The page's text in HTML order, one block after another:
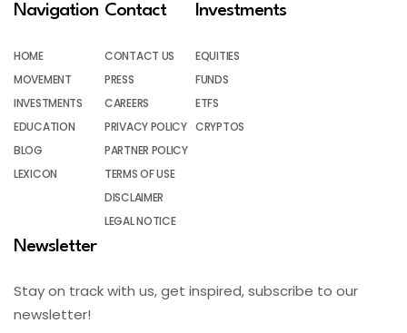
Navigation
HOME
MOVEMENT
INVESTMENTS
EDUCATION
BLOG
LEXICON
Contact
CONTACT US
PRESS
CAREERS
PRIVACY POLICY
PARTNER POLICY
TERMS OF USE
DISCLAIMER
LEGAL NOTICE
Investments
EQUITIES
FUNDS
ETFS
CRYPTOS
Newsletter
Stay on track with us, get inspired, subscribe to our
newsletter!